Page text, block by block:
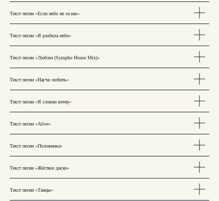
Текст песни «Если небо не за нас»
Текст песни «Я разбила небо»
Текст песни «Люблю (Sympho House Mix)»
Текст песни «Научи любить»
Текст песни «Я словно ветер»
Текст песни «Alive»
Текст песни «Половинка»
Текст песни «Жёсткое диско»
Текст песни «Танцы»